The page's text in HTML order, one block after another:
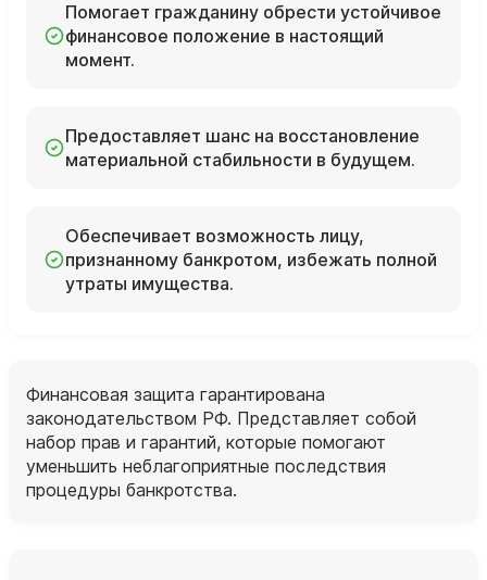
Помогает гражданину обрести устойчивое
финансовое положение в настоящий
момент.
Предоставляет шанс на восстановление
материальной стабильности в будущем.
Обеспечивает возможность лицу,
признанному банкротом, избежать полной
утраты имущества.
Финансовая защита гарантирована
законодательством РФ. Представляет собой
набор прав и гарантий, которые помогают
уменьшить неблагоприятные последствия
процедуры банкротства.